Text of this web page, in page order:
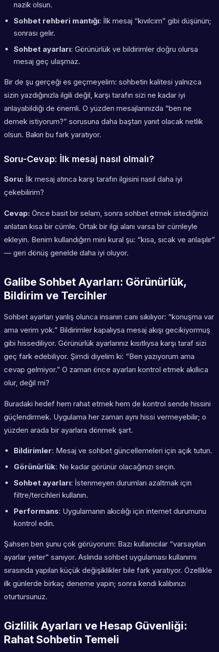
nazik olsun.
Sohbet rehberi mantığı: İlk mesaj “kıvılcım” gibi düşünün;
sonrası gelir.
Sohbet ayarları: Görünürlük ve bildirimler doğru olursa
mesaj geç ulaşmaz.
Bir de şu gerçeği es geçmeyelim: sohbetin kalitesi yalnızca
sizin yazdığınızla ilgili değil, karşı tarafın sizi ne kadar iyi
anlayabildiği de önemli. O yüzden mesajlarınızda “ben ne
demek istiyorum?” sorusuna daha baştan yanıt olacak netlik
olsun. Bakın bu fark yaratıyor.
Soru-Cevap: İlk mesaj nasıl olmalı?
Soru: İlk mesaj atınca karşı tarafın ilgisini nasıl daha iyi
çekebilirim?
Cevap: Önce basit bir selam, sonra sohbet etmek istediğinizi
anlatan kısa bir cümle. Ortak bir ilgi alanı varsa bir cümleyle
ekleyin. Benim kullandığım mini kural şu: “kısa, sıcak ve anlaşılır”
— geri dönüş genelde daha iyi oluyor.
Galibe Sohbet Ayarları: Görünürlük,
Bildirim ve Tercihler
Sohbet ayarları yanlış olunca insanın canı sıkılıyor: “konuşma var
ama verim yok.” Bildirimler kapalıysa mesaj akışı gecikiyormuş
gibi hissediliyor. Görünürlük ayarlarınız kısıtlıysa karşı taraf sizi
geç fark edebiliyor. Şimdi diyelim ki: “Ben yazıyorum ama
cevap gelmiyor.” O zaman önce ayarları kontrol etmek akıllıca
olur, değil mi?
Buradaki hedef hem rahat etmek hem de kontrol sende hissini
güçlendirmek. Uygulama her zaman aynı hissi vermeyebilir; o
yüzden arada bir ayarlara dönmek şart.
Bildirimler: Mesaj ve sohbet güncellemeleri için açık tutun.
Görünürlük: Ne kadar görünür olacağınızı seçin.
Sohbet ayarları: İstenmeyen durumları azaltmak için
filtre/tercihleri kullanın.
Performans: Uygulamanın akıcılığı için internet durumunu
kontrol edin.
Şahsen ben şunu çok görüyorum: Bazı kullanıcılar “varsayılan
ayarlar yeter” sanıyor. Aslında sohbet uygulaması kullanımı
sırasında yapılan küçük değişiklikler bile fark yaratıyor. Özellikle
ilk günlerde birkaç deneme yapın; sonra kendi kalıbınızı
oturtursunuz.
Gizlilik Ayarları ve Hesap Güvenliği:
Rahat Sohbetin Temeli